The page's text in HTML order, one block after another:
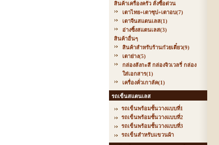
สินค้าเครื่องครัว สั่งซื้อด่วน
เตาไทย+เตาซุป+เตาอบ(7)
เตาจีนสแตนเลส(1)
อ่างซิ้งสแตนเลส(3)
สินค้าอื่นๆ
สินค้าสำหรับร้านก๋วยเตี๋ยว(9)
เตาย่าง(5)
กล่องสังกะสี กล่องจิวเวลรี่ กล่อง
ใส่เอกสาร(1)
เครื่องคั่วเกาลัค(1)
รถเข็นสแตนเลส
รถเข็นพร้อมชั้นวางแบบที่1
รถเข็นพร้อมชั้นวางแบบที่2
รถเข็นพร้อมชั้นวางแบบที่3
รถเข็นสำหรับแขวนผ้า